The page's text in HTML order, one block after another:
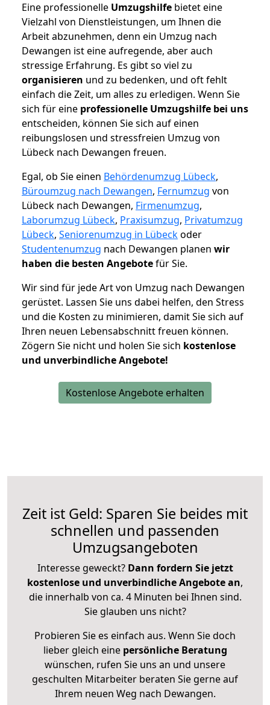
Eine professionelle Umzugshilfe bietet eine
Vielzahl von Dienstleistungen, um Ihnen die
Arbeit abzunehmen, denn ein Umzug nach
Dewangen ist eine aufregende, aber auch
stressige Erfahrung. Es gibt so viel zu
organisieren und zu bedenken, und oft fehlt
einfach die Zeit, um alles zu erledigen. Wenn Sie
sich für eine professionelle Umzugshilfe bei uns
entscheiden, können Sie sich auf einen
reibungslosen und stressfreien Umzug von
Lübeck nach Dewangen freuen.
Egal, ob Sie einen Behördenumzug Lübeck,
Büroumzug nach Dewangen, Fernumzug von
Lübeck nach Dewangen, Firmenumzug,
Laborumzug Lübeck, Praxisumzug, Privatumzug
Lübeck, Seniorenumzug in Lübeckoder
Studentenumzug nach Dewangen planen wir
haben die besten Angebotefür Sie.
Wir sind für jede Art von Umzug nach Dewangen
gerüstet. Lassen Sie uns dabei helfen, den Stress
und die Kosten zu minimieren, damit Sie sich auf
Ihren neuen Lebensabschnitt freuen können.
Zögern Sie nicht und holen Sie sich kostenlose
und unverbindliche Angebote!
Kostenlose Angebote erhalten
Zeit ist Geld: Sparen Sie beides mit
schnellen und passenden
Umzugsangeboten
Interesse geweckt? Dann fordern Sie jetzt
kostenlose und unverbindliche Angebote an,
die innerhalb von ca. 4 Minuten bei Ihnen sind.
Sie glauben uns nicht?
Probieren Sie es einfach aus. Wenn Sie doch
lieber gleich eine persönliche Beratung
wünschen, rufen Sie uns an und unsere
geschulten Mitarbeiter beraten Sie gerne auf
Ihrem neuen Weg nach Dewangen.